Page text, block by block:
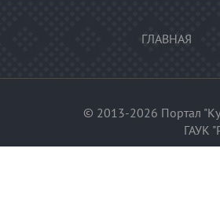
ГЛАВНАЯ
© 2013-2026 Портал
ГАУК